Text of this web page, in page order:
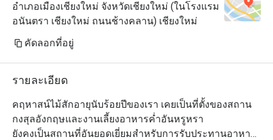
อำเภอเมืองเชียงใหม่ จังหวัดเชียงใหม่ (ในโรงแรม
อนันตรา เชียงใหม่ ถนนช้างคลาน) เชียงใหม่
คัดลอกที่อยู่
รายละเอียด
คฤหาสน์ไม้สักอายุนับร้อยปีของเรา เคยเป็นที่ตั้งของสถาน
กงสุลอังกฤษและงานเลี้ยงอาหารค่ำอันหรูหรา
ยังคงเป็นสถานที่อันยอดเยี่ยมสำหรับการรับประทานอาหาร